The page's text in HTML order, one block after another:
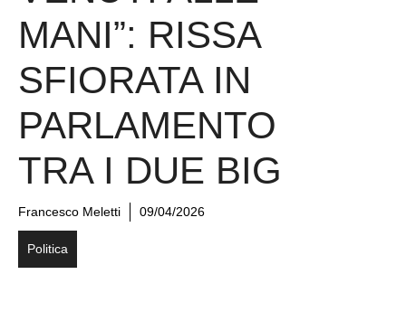
MANI”: RISSA
SFIORATA IN
PARLAMENTO
TRA I DUE BIG
Francesco Meletti 09/04/2026
Politica